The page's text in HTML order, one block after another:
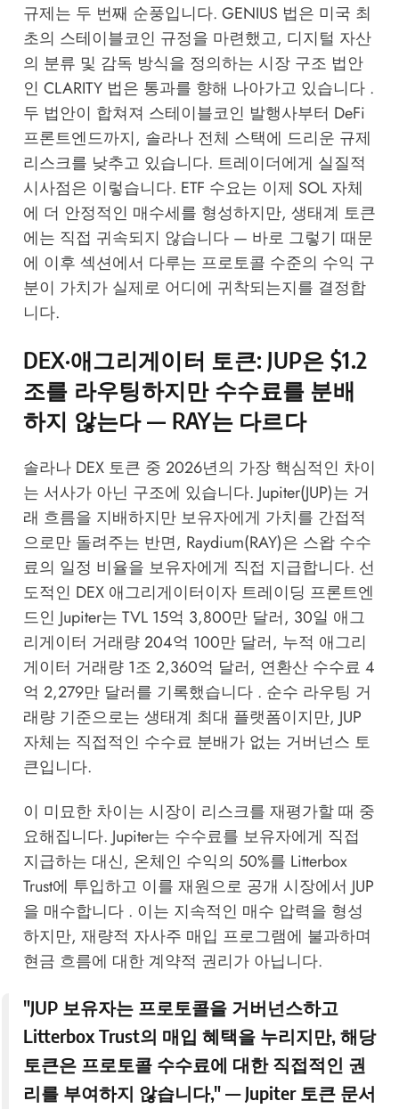
규제는 두 번째 순풍입니다. GENIUS 법은 미국 최
초의 스테이블코인 규정을 마련했고, 디지털 자산
의 분류 및 감독 방식을 정의하는 시장 구조 법안
인 CLARITY 법은 통과를 향해 나아가고 있습니다 .
두 법안이 합쳐져 스테이블코인 발행사부터 DeFi
프론트엔드까지, 솔라나 전체 스택에 드리운 규제
리스크를 낮추고 있습니다. 트레이더에게 실질적
시사점은 이렇습니다. ETF 수요는 이제 SOL 자체
에 더 안정적인 매수세를 형성하지만, 생태계 토큰
에는 직접 귀속되지 않습니다 — 바로 그렇기 때문
에 이후 섹션에서 다루는 프로토콜 수준의 수익 구
분이 가치가 실제로 어디에 귀착되는지를 결정합
니다.
DEX·애그리게이터 토큰: JUP은 $1.2
조를 라우팅하지만 수수료를 분배
하지 않는다 — RAY는 다르다
솔라나 DEX 토큰 중 2026년의 가장 핵심적인 차이
는 서사가 아닌 구조에 있습니다. Jupiter(JUP)는 거
래 흐름을 지배하지만 보유자에게 가치를 간접적
으로만 돌려주는 반면, Raydium(RAY)은 스왑 수수
료의 일정 비율을 보유자에게 직접 지급합니다. 선
도적인 DEX 애그리게이터이자 트레이딩 프론트엔
드인 Jupiter는 TVL 15억 3,800만 달러, 30일 애그
리게이터 거래량 204억 100만 달러, 누적 애그리
게이터 거래량 1조 2,360억 달러, 연환산 수수료 4
억 2,279만 달러를 기록했습니다 . 순수 라우팅 거
래량 기준으로는 생태계 최대 플랫폼이지만, JUP
자체는 직접적인 수수료 분배가 없는 거버넌스 토
큰입니다.
이 미묘한 차이는 시장이 리스크를 재평가할 때 중
요해집니다. Jupiter는 수수료를 보유자에게 직접
지급하는 대신, 온체인 수익의 50%를 Litterbox
Trust에 투입하고 이를 재원으로 공개 시장에서 JUP
을 매수합니다 . 이는 지속적인 매수 압력을 형성
하지만, 재량적 자사주 매입 프로그램에 불과하며
현금 흐름에 대한 계약적 권리가 아닙니다.
"JUP 보유자는 프로토콜을 거버넌스하고
Litterbox Trust의 매입 혜택을 누리지만, 해당
토큰은 프로토콜 수수료에 대한 직접적인 권
리를 부여하지 않습니다," — Jupiter 토큰 문서